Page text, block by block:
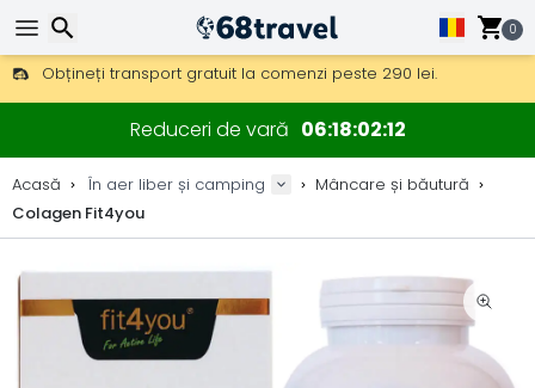
0
Obțineți transport gratuit la comenzi peste 290 lei.
DHL Express peste noapte, de asemenea, disponibil.
30 zile pentru retur, 90 zile pentru hărți din lemn și decorațiuni.
Reduceri de vară 06180211
Acasă În aer liber și camping
Mâncare și băutură
Colagen Fit4you
Căutare
Căutare